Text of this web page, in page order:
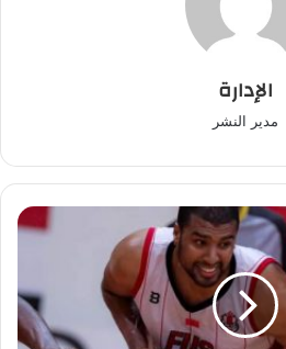
الإدارة
مدير النشر